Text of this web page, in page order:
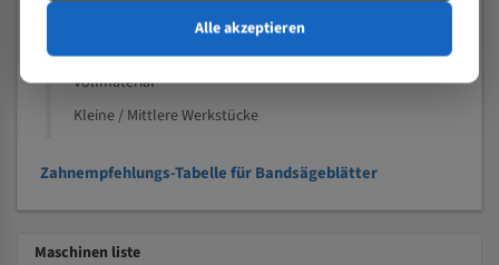
Speziell entwickelt für Profile / Rohre
Kleine und mittlere Profile / Kleine Durchmesser
Vollmaterial
Kleine / Mittlere Werkstücke
Zahnempfehlungs-Tabelle für Bandsägeblätter
Maschinen liste
Alle akzeptieren